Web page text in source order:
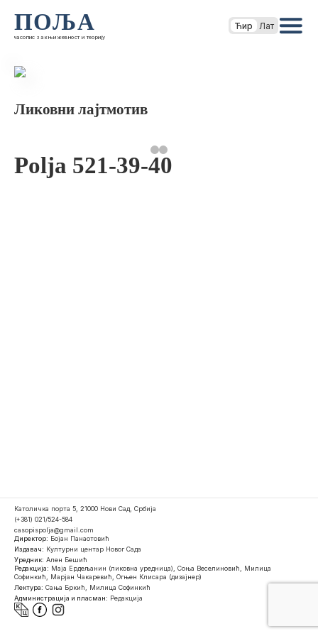
ПОЉА
часопис за књижевност и теорију
Ћир Лат
Ликовни лајтмотив
Polja 521-39-40
Католичка порта 5, 21000 Нови Сад, Србија
(+381) 021/524-584
casopispolja@gmail.com
Директор: Бојан Панаотовић
Издавач: Културни центар Новог Сада
Уредник: Ален Бешић
Редакција: Маја Ердељанин (ликовна уредница), Соња Веселиновић, Милица
Софинкић, Марјан Чакаревић, Огњен Клисара (дизајнер)
Лектура: Сања Бркић, Милица Софинкић
Администрација и пласман: Редакција